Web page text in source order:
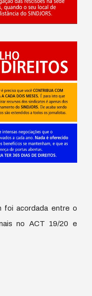
foi acordada entre o
no ACT 19/20 e